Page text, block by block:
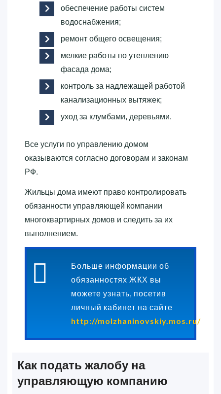
обеспечение работы систем
водоснабжения;
ремонт общего освещения;
мелкие работы по утеплению
фасада дома;
контроль за надлежащей работой
канализационных вытяжек;
уход за клумбами, деревьями.
Все услуги по управлению домом
оказываются согласно договорам и законам
РФ.
Жильцы дома имеют право контролировать
обязанности управляющей компании
многоквартирных домов и следить за их
выполнением.
Больше информации об
обязанностях ЖКХ вы
можете узнать, посетив
личный кабинет на сайте
http://molzhaninovskiy.mos.ru/
Как подать жалобу на
управляющую компанию